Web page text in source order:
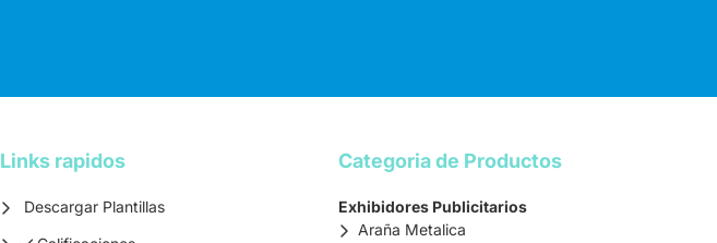
Links rapidos
Descargar Plantillas
Categoria de Productos
Exhibidores Publicitarios
Araña Metalica